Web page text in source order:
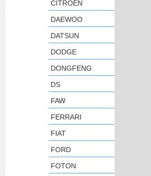
CITROEN
DAEWOO
DATSUN
DODGE
DONGFENG
DS
FAW
FERRARI
FIAT
FORD
FOTON